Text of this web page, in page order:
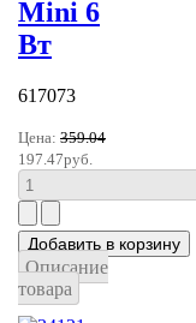
Mini 6
Вт
617073
Цена: 359.04
197.47руб.
Описание
товара